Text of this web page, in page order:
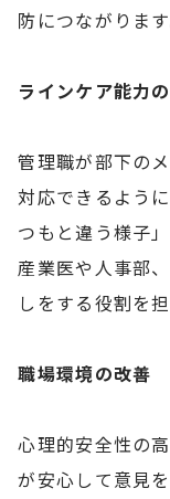
防につながります
ラインケア能力
管理職が部下の
対応できるよう
つもと違う様子
産業医や人事部
しをする役割を担
職場環境の改善
心理的安全性の
が安心して意見